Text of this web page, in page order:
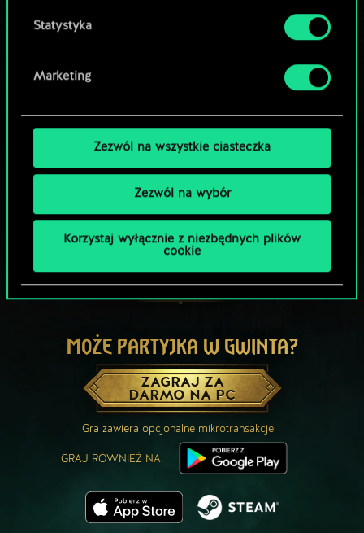
Statystyka
Marketing
Zezwól na wszystkie ciasteczka
Zezwól na wybór
Korzystaj wyłącznie z niezbędnych plików
cookie
Przeglądaj talie społeczności
MOŻE PARTYJKA W GWINTA?
ZAGRAJ ZA
DARMO NA PC
Gra zawiera opcjonalne mikrotransakcje
GRAJ RÓWNIEŻ NA: